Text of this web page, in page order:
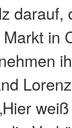
in